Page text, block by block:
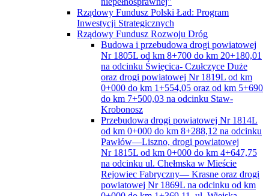
Rządowy Fundusz Polski Ład: Program
Inwestycji Strategicznych
Rządowy Fundusz Rozwoju Dróg
Budowa i przebudowa drogi powiatowej
Nr 1805L od km 8+700 do km 20+180,01
na odcinku Święcica- Czułczyce Duże
oraz drogi powiatowej Nr 1819L od km
0+000 do km 1+554,05 oraz od km 5+690
do km 7+500,03 na odcinku Staw-
Krobonosz
Przebudowa drogi powiatowej Nr 1814L
od km 0+000 do km 8+288,12 na odcinku
Pawłów—Liszno, drogi powiatowej
Nr 1815L od km 0+000 do km 4+647,75
na odcinku ul. Chełmska w Mieście
Rejowiec Fabryczny— Krasne oraz drogi
powiatowej Nr 1869L na odcinku od km